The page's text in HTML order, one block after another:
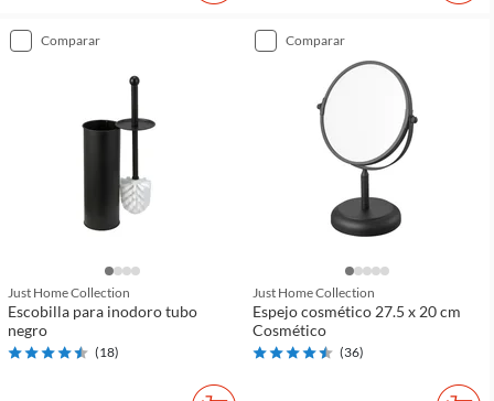
comparar
Just Home Collection
Escobilla para inodoro tubo
negro
(18)
comparar
Just Home Collection
Espejo cosmético 27.5 x 20 cm
Cosmético
(36)